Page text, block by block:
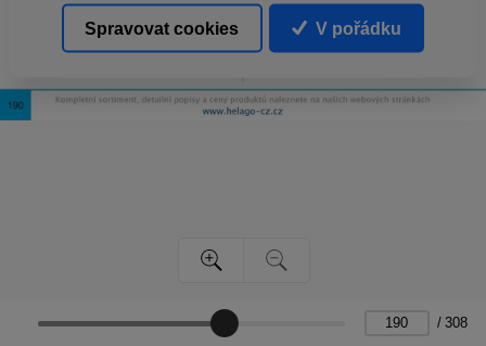
/ 308
Spravovat cookies V pořádku